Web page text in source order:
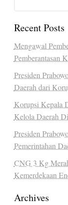
Recent Posts
Mengawal
Pemberantasan
Presiden
Daerah dari
Korupsi Kepala
Kelola Daerah
Presiden
Pemerintahan
CNG 3 Kg
Kemerdekaan
Archives